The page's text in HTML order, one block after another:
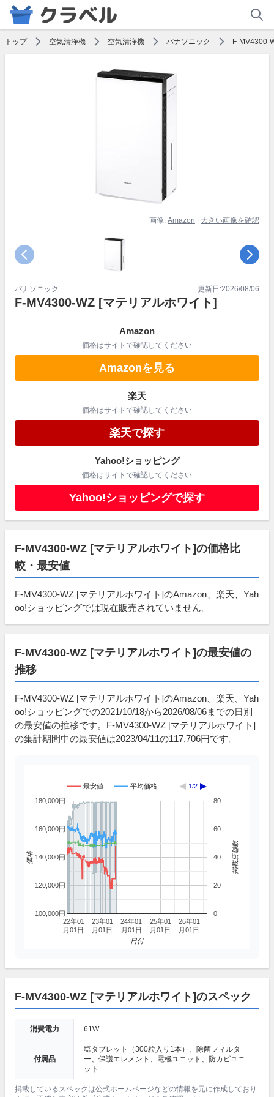
トップ 空気清浄機 空気清浄機 パナソニック F-MV4300-
画像: Amazon 大きい画像を確認
パナソニック
F-MV4300-WZ [マテリアルホワイト]
更新日:2026/08/06
Amazon
価格はサイトで確認してください
Amazonを見る
楽天
価格はサイトで確認してください
楽天で探す
Yahoo!ショッピング
価格はサイトで確認してください
Yahoo!ショッピングで探す
F-MV4300-WZ [マテリアルホワイト]の価格比
較・最安値
F-MV4300-WZ [マテリアルホワイト]のAmazon、楽天、Yah
oo!ショッピングでは現在販売されていません。
F-MV4300-WZ [マテリアルホワイト]の最安値の
推移
F-MV4300-WZ [マテリアルホワイト]のAmazon、楽天、Yah
oo!ショッピングでの2021/10/18から2026/08/06までの日別
の最安値の推移です。F-MV4300-WZ [マテリアルホワイト]
の集計期間中の最安値は2023/04/11の117,706円です。
最安値 平均価格 1/2
22年01
月01日
23年01
月01日
24年01
月01日
25年01
月01日
26年01
月01日
100,000円
120,000円
140,000円
160,000円
180,000円
0
20
40
60
80
日付
価格 掲載店舗数
F-MV4300-WZ [マテリアルホワイト]のスペック
消費電力 61W
付属品
塩タブレット（300粒入り1本）、除菌フィルタ
ー、保護エレメント、電極ユニット、防カビユニ
ット
掲載しているスペックは公式ホームページなどの情報を元に作成しており